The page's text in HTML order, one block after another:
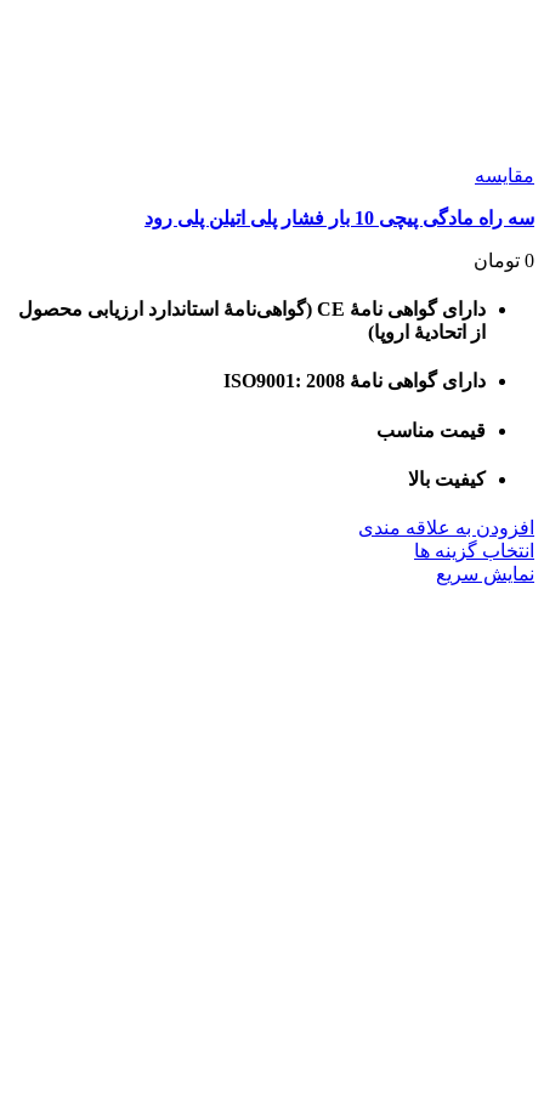
مقايسه
سه راه مادگی پیچی 10 بار فشار پلی اتیلن پلی رود
0 تومان
دارای گواهی نامۀ CE (گواهی‌نامۀ استاندارد ارزیابی محصول
از اتحادیۀ اروپا)
دارای گواهی نامۀ ISO9001: 2008
قیمت مناسب
کیفیت بالا
افزودن به علاقه مندی
انتخاب گزینه ها
نمایش سریع